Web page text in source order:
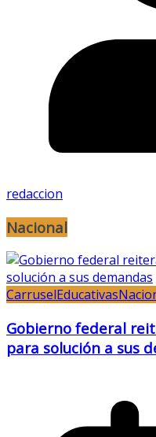
redaccion
Nacional
CarruselEducativas
Gobierno federal
para solución a sus